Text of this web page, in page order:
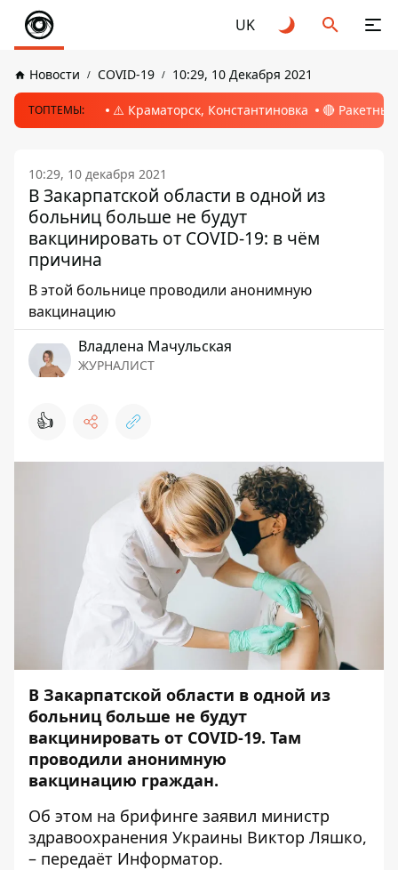
UK
Новости COVID-19 10:29, 10 Декабря 2021
ТОПТЕМЫ: ⚠️ Краматорск, Константиновка 🔴
10:29, 10 декабря 2021
В Закарпатской области в одной из
больниц больше не будут
вакцинировать от COVID-19: в чём
причина
В этой больнице проводили анонимную
вакцинацию
Владлена Мачульская
ЖУРНАЛИСТ
👍
В Закарпатской области в одной из
больниц больше не будут
вакцинировать от COVID-19. Там
проводили анонимную
вакцинацию граждан.
Об этом на брифинге заявил министр
здравоохранения Украины Виктор Ляшко,
– передаёт Информатор.